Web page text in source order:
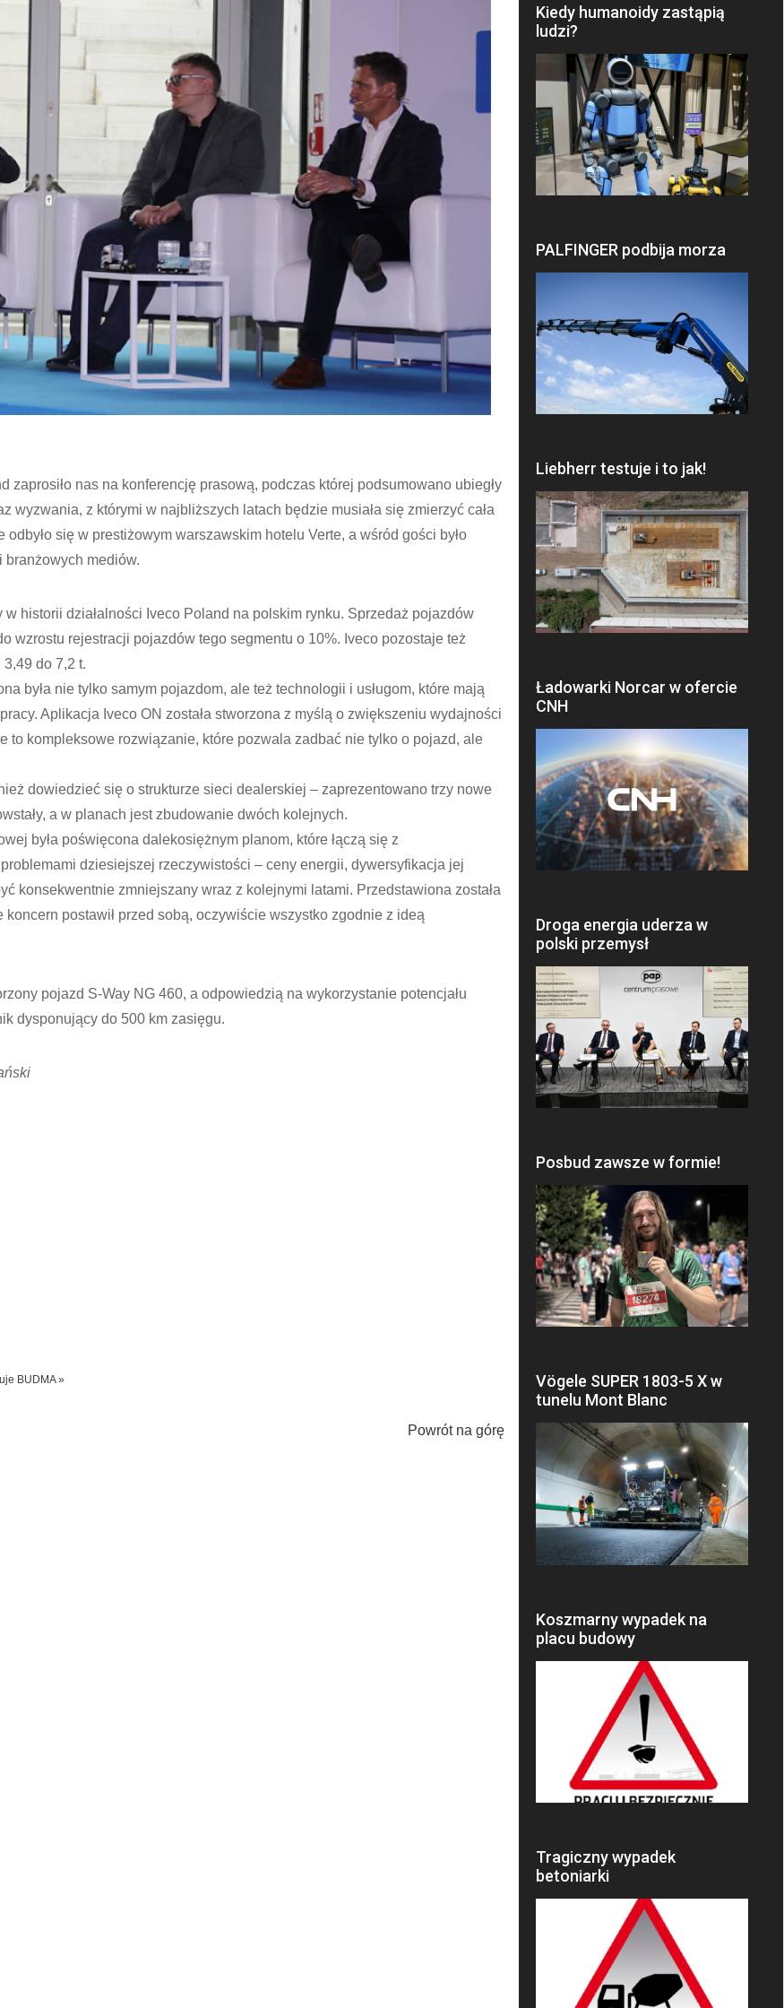
zaprosiło nas na konferencję prasową, podczas której podsumowano ubiegły
wyzwania, z którymi w najbliższych latach będzie musiała się zmierzyć cała
odbyło się w prestiżowym warszawskim hotelu Verte, a wśród gości było
branżowych mediów.
w historii działalności Iveco Poland na polskim rynku. Sprzedaż pojazdów
wzrostu rejestracji pojazdów tego segmentu o 10%. Iveco pozostaje też
do 7,2 t.
była nie tylko samym pojazdom, ale też technologii i usługom, które mają
Aplikacja Iveco ON została stworzona z myślą o zwiększeniu wydajności
to kompleksowe rozwiązanie, które pozwala zadbać nie tylko o pojazd, ale
dowiedzieć się o strukturze sieci dealerskiej – zaprezentowano trzy nowe
a w planach jest zbudowanie dwóch kolejnych.
była poświęcona dalekosiężnym planom, które łączą się z
dziesiejszej rzeczywistości – ceny energii, dywersyfikacja jej
konsekwentnie zmniejszany wraz z kolejnymi latami. Przedstawiona została
koncern postawił przed sobą, oczywiście wszystko zgodnie z ideą
pojazd S-Way NG 460, a odpowiedzią na wykorzystanie potencjału
dysponujący do 500 km zasięgu.
BUDMA »
Powrót na górę
Kiedy humanoidy zastąpią
ludzi?
PALFINGER podbija morza
Liebherr testuje i to jak!
Ładowarki Norcar w ofercie
CNH
Droga energia uderza w
polski przemysł
Posbud zawsze w formie!
Vögele SUPER 1803-5 X w
tunelu Mont Blanc
Koszmarny wypadek na
placu budowy
Tragiczny wypadek
betoniarki